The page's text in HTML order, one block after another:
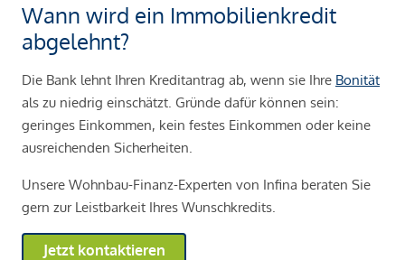
Wann wird ein Immobilienkredit
abgelehnt?
Die Bank lehnt Ihren Kreditantrag ab, wenn sie Ihre Bonität
als zu niedrig einschätzt. Gründe dafür können sein:
geringes Einkommen, kein festes Einkommen oder keine
ausreichenden Sicherheiten.
Unsere Wohnbau-Finanz-Experten von Infina beraten Sie
gern zur Leistbarkeit Ihres Wunschkredits.
Jetzt kontaktieren